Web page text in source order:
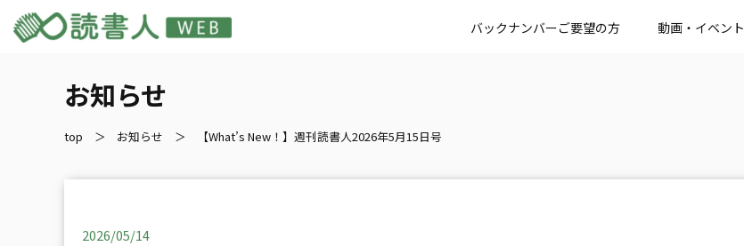
バックナンバーご要望の方 動画・イベント
お知らせ
top お知らせ 【What’s New！】週刊読書人2026年5月15日号
2026/05/14